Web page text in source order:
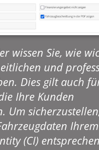
wissen Sie, wie
und
Dies gilt auch
Ihre Kunden
Um
Ihrem
(CI)